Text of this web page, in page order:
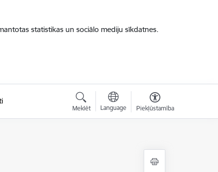
statistikas un sociālo mediju sīkdatnes.
Meklēt Language Piekļūstamība